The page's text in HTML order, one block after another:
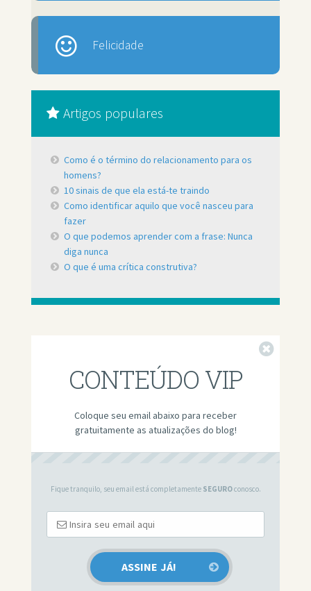
Felicidade
Artigos populares
Como é o término do relacionamento para os
homens?
10 sinais de que ela está-te traindo
Como identificar aquilo que você nasceu para
fazer
O que podemos aprender com a frase: Nunca
diga nunca
O que é uma crítica construtiva?
CONTEÚDO VIP
Coloque seu email abaixo para receber
gratuitamente as atualizações do blog!
Fique tranquilo, seu email está completamente SEGUROconosco.